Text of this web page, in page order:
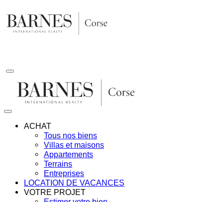
au
contenu
ACHAT
Tous nos biens
Villas et maisons
Appartements
Terrains
Entreprises
LOCATION DE VACANCES
VOTRE PROJET